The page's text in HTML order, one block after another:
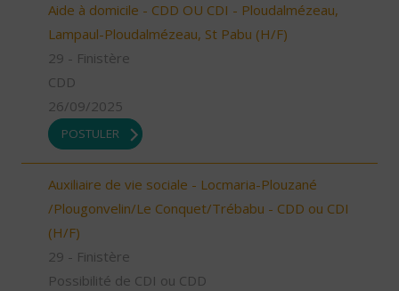
Aide à domicile - CDD OU CDI - Ploudalmézeau,
Lampaul-Ploudalmézeau, St Pabu (H/F)
29 - Finistère
CDD
26/09/2025
POSTULER
Auxiliaire de vie sociale - Locmaria-Plouzané
/Plougonvelin/Le Conquet/Trébabu - CDD ou CDI
(H/F)
29 - Finistère
Possibilité de CDI ou CDD